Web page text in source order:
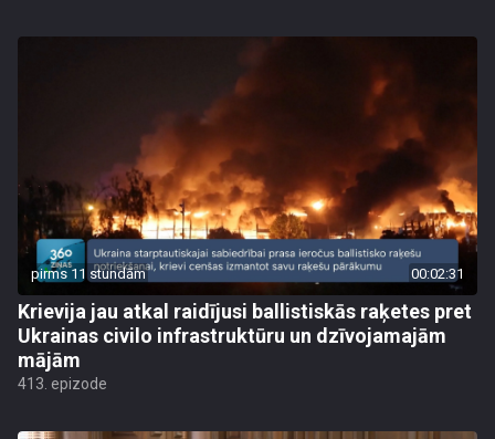
pirms 11 stundām 00:02:31
Krievija jau atkal raidījusi ballistiskās raķetes pret
Ukrainas civilo infrastruktūru un dzīvojamajām
mājām
413. epizode